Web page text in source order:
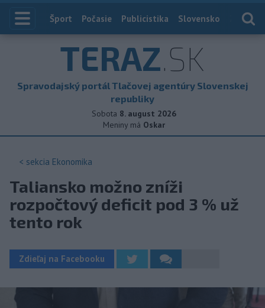
Index
Šport Počasie Publicistika Slovensko
TERAZ.SK
Spravodajský portál Tlačovej agentúry Slovenskej
republiky
Sobota 8. august 2026
Meniny má Oskar
< sekcia Ekonomika
Taliansko možno zníži
rozpočtový deficit pod 3 % už
tento rok
Zdieľaj na Facebooku